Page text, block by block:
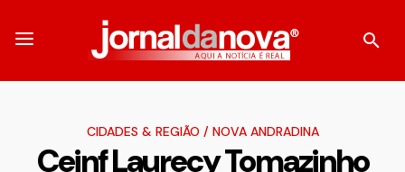
CIDADES & REGIÃO / NOVA ANDRADINA
Ceinf Laurecy Tomazinho